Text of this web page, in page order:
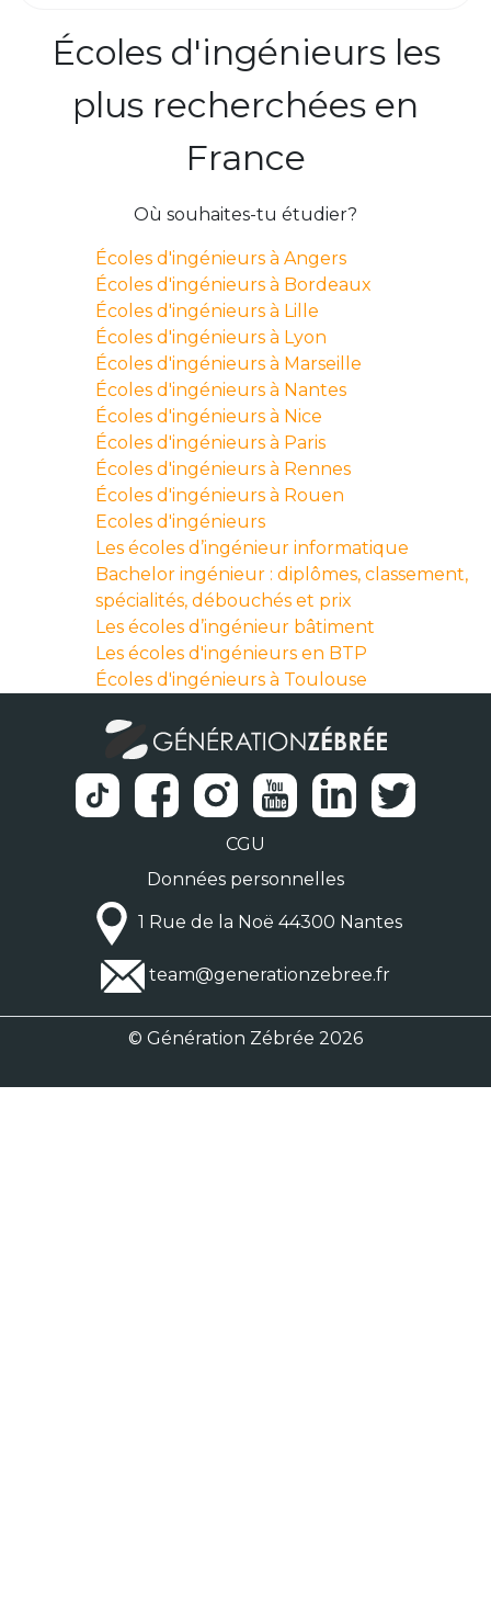
Écoles d'ingénieurs les
plus recherchées en
France
Où souhaites-tu étudier?
Écoles d'ingénieurs à Angers
Écoles d'ingénieurs à Bordeaux
Écoles d'ingénieurs à Lille
Écoles d'ingénieurs à Lyon
Écoles d'ingénieurs à Marseille
Écoles d'ingénieurs à Nantes
Écoles d'ingénieurs à Nice
Écoles d'ingénieurs à Paris
Écoles d'ingénieurs à Rennes
Écoles d'ingénieurs à Rouen
Ecoles d'ingénieurs
Les écoles d’ingénieur informatique
Bachelor ingénieur : diplômes, classement,
spécialités, débouchés et prix
Les écoles d’ingénieur bâtiment
Les écoles d'ingénieurs en BTP
Écoles d'ingénieurs à Toulouse
CGU
Données personnelles
1 Rue de la Noë 44300 Nantes
team@generationzebree.fr
© Génération Zébrée 2026